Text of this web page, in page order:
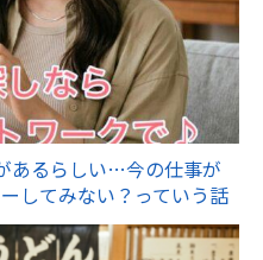
あるらしい…今の仕事が
してみない？っていう話